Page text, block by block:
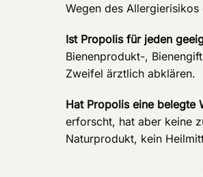
Wegen des
Ist Propolis für jeden
Bienenprodukt-,
Zweifel ärztlich abklären.
Hat Propolis eine belegte
erforscht, hat aber keine
Naturprodukt, kein